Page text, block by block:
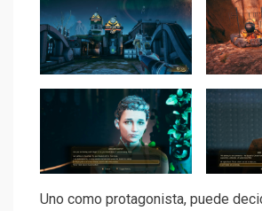
Uno como protagonista, puede